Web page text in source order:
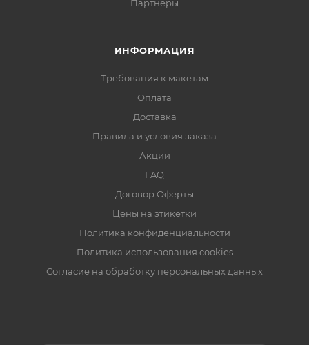
Партнеры
ИНФОРМАЦИЯ
Требования к макетам
Оплата
Доставка
Правила и условия заказа
Акции
FAQ
Договор Оферты
Цены на этикетки
Политика конфиденциальности
Политика использования cookies
Согласие на обработку персональных данных